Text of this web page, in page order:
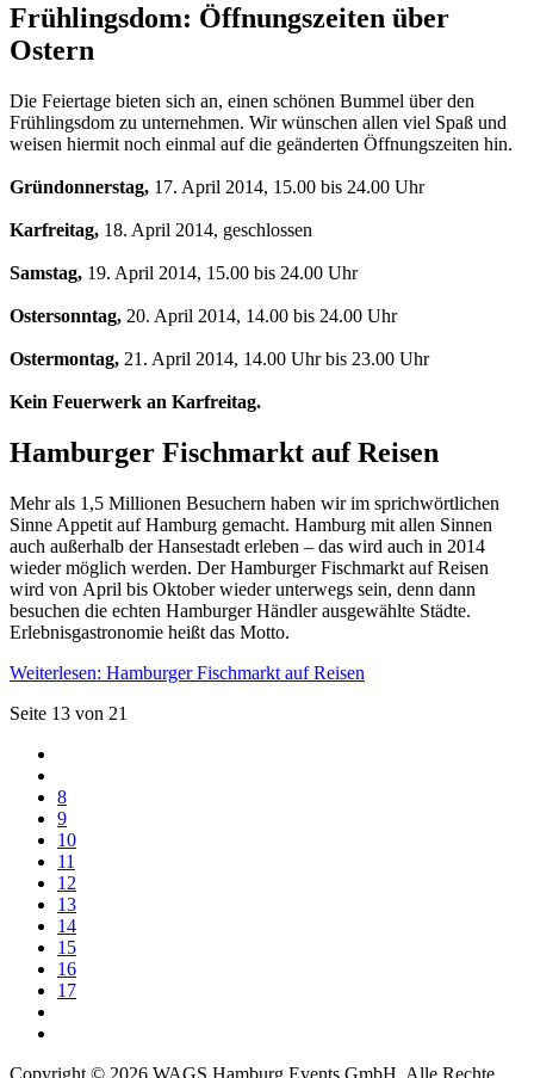
Frühlingsdom: Öffnungszeiten über
Ostern
Die Feiertage bieten sich an, einen schönen Bummel über den
Frühlingsdom zu unternehmen. Wir wünschen allen viel Spaß und
weisen hiermit noch einmal auf die geänderten Öffnungszeiten hin.
Gründonnerstag, 17. April 2014, 15.00 bis 24.00 Uhr
Karfreitag, 18. April 2014, geschlossen
Samstag, 19. April 2014, 15.00 bis 24.00 Uhr
Ostersonntag, 20. April 2014, 14.00 bis 24.00 Uhr
Ostermontag, 21. April 2014, 14.00 Uhr bis 23.00 Uhr
Kein Feuerwerk an Karfreitag.
Hamburger Fischmarkt auf Reisen
Mehr als 1,5 Millionen Besuchern haben wir im sprichwörtlichen
Sinne Appetit auf Hamburg gemacht. Hamburg mit allen Sinnen
auch außerhalb der Hansestadt erleben – das wird auch in 2014
wieder möglich werden. Der Hamburger Fischmarkt auf Reisen
wird von April bis Oktober wieder unterwegs sein, denn dann
besuchen die echten Hamburger Händler ausgewählte Städte.
Erlebnisgastronomie heißt das Motto.
Weiterlesen: Hamburger Fischmarkt auf Reisen
Seite 13 von 21
8
9
10
11
12
13
14
15
16
17
Copyright © 2026 WAGS Hamburg Events GmbH. Alle Rechte